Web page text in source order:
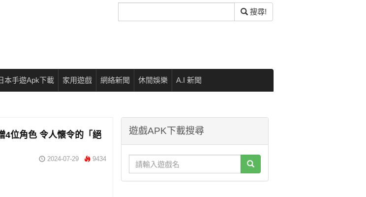
尋
搜尋!
本手遊Apk下載 家用遊戲 網絡新聞 休閒娛樂 A.I 新聞
4位角色 令人懷令的「絕
2024-07-29 9434
遊戲APK下載搜尋